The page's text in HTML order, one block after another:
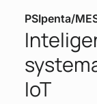
PSIpenta/
IoT